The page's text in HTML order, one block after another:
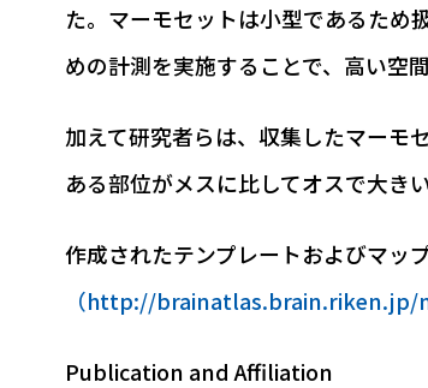
た。マーモセットは小型であるため
めの計測を実施することで、高い空
加えて研究者らは、収集したマーモ
ある部位がメスに比してオスで大き
作成されたテンプレートおよびマッ
（http://brainatlas.brain.riken.jp/
Publication and Affiliation